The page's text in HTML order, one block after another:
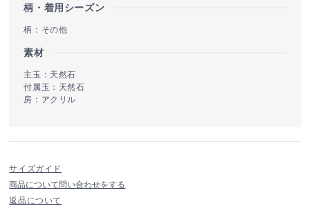
柄・着用シーズン
柄：その他
素材
主玉：天然石
付属玉：天然石
房：アクリル
サイズガイド
商品について問い合わせをする
返品について